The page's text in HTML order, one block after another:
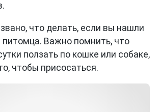
что делать, если вы нашли
Важно помнить, что
ползать по кошке или собаке,
чтобы присосаться.